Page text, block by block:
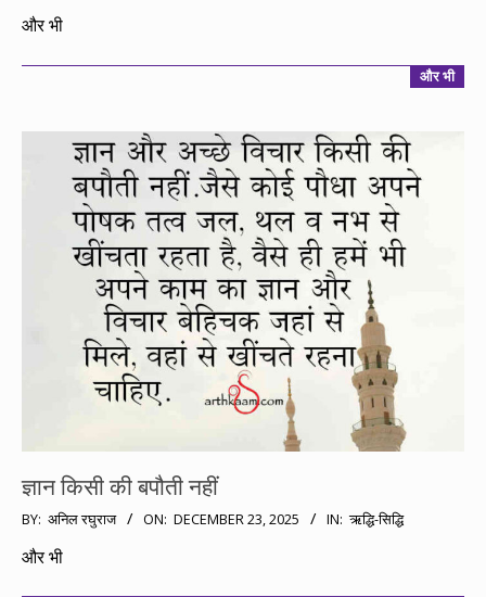
12-
और भी
और भी
ज्ञान किसी की बपौती नहीं
2025-
12-
BY: अनिल रघुराज ON: DECEMBER 23, 2025 IN: ऋद्धि-सिद्धि
और भी